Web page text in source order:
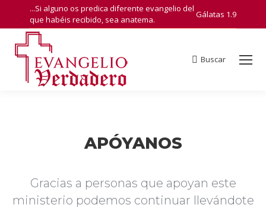
...Si alguno os predica diferente evangelio del
que habéis recibido, sea anatema.
Gálatas 1.9
Search:
Buscar
APÓYANOS
Gracias a personas que apoyan este
ministerio podemos continuar llevándote